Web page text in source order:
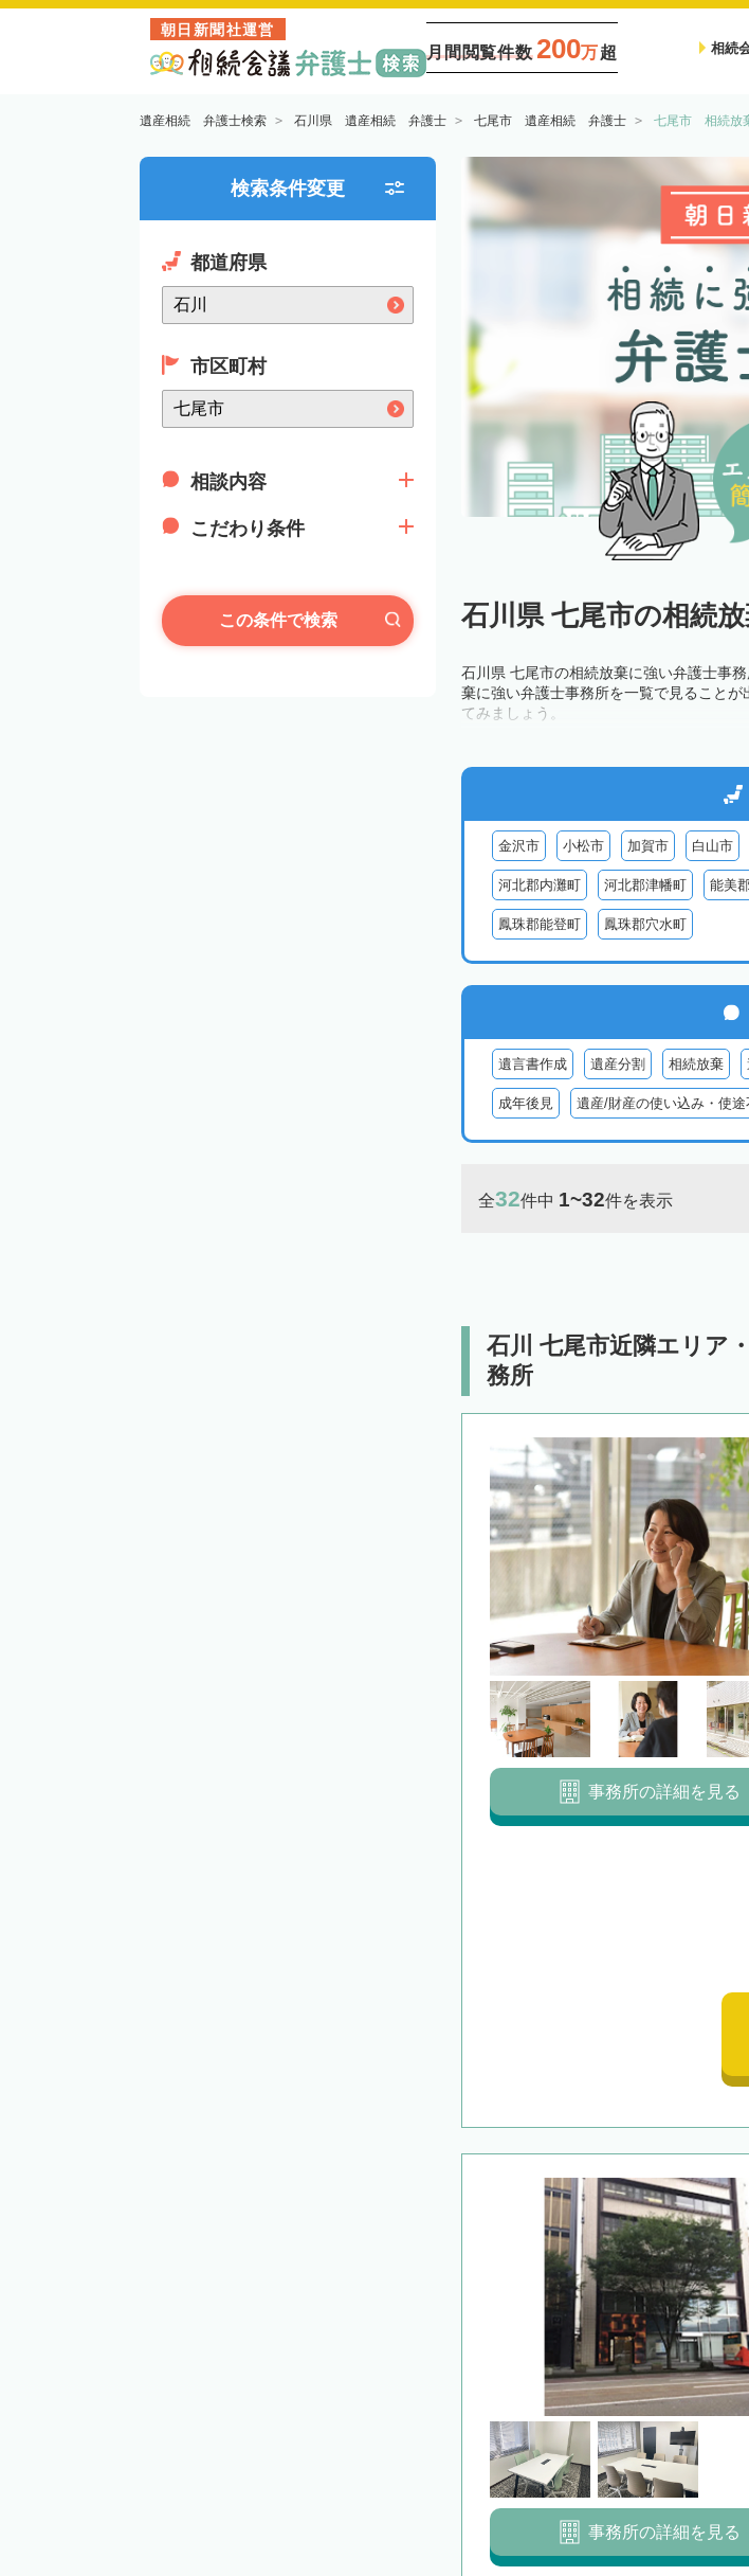
朝日新聞社運営
月間閲覧件数 200万超 相続
遺産相続 弁護士検索 石川県 遺産相続 弁護士 七尾市 遺産相続 弁護士 七尾市 相続放
検索条件変更
都道府県
市区町村
相談内容
こだわり条件
この条件で検索 石川県 七尾市の相続
石川県 七尾市の相続放棄に強い弁護士事
棄に強い弁護士事務所を一覧で見ること
てみましょう。
金沢市 小松市 加賀市 白山市
河北郡内灘町 河北郡津幡町 能美
鳳珠郡能登町 鳳珠郡穴水町
遺言書作成 遺産分割 相続放棄
成年後見 遺産/財産の使い込み・使途
全32件中 1~32件を表示
石川 七尾市近隣エリア
務所
事務所の詳細を見る
事務所の詳細を見る